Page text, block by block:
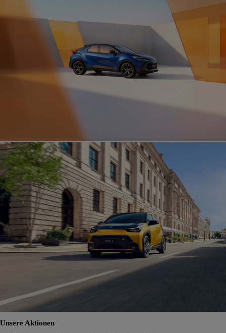
Unsere Aktionen